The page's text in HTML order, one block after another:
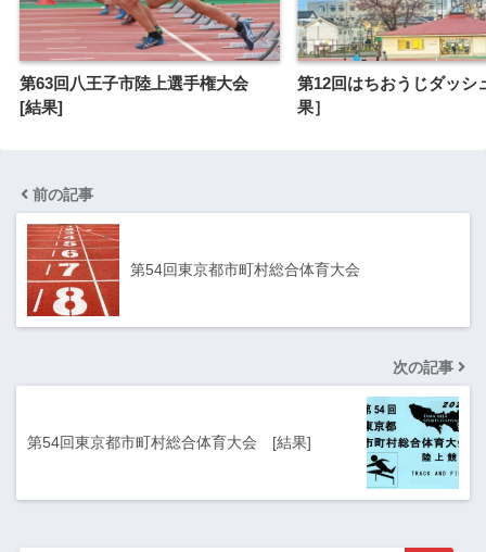
第63回八王子市陸上選手権大会
[結果]
第12回はちおうじダッシ
果］
前の記事
第54回東京都市町村総合体育大会
次の記事
第54回東京都市町村総合体育大会 [結果]